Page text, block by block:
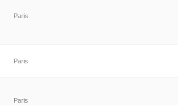
Paris
Paris
Paris